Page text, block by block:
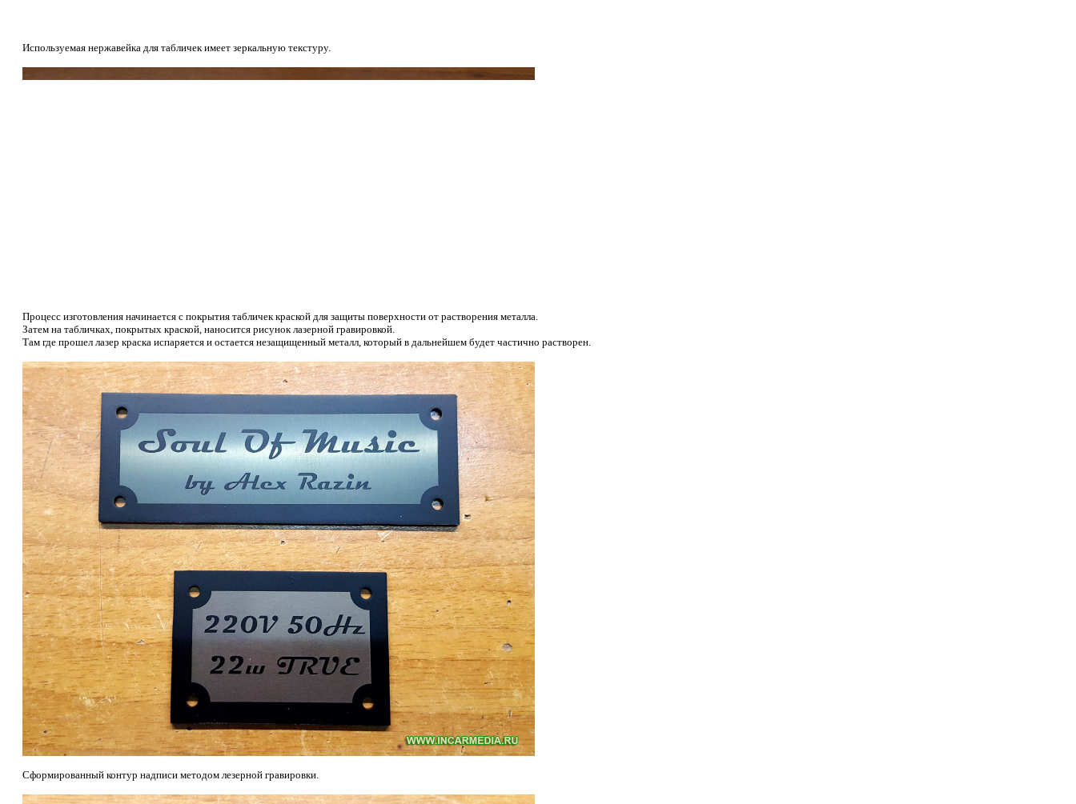
Используемая нержавейка для табличек имеет зеркальную текстуру.
Процесс изготовления начинается с покрытия табличек краской для защиты поверхности от растворения металла.
Затем на табличках, покрытых краской, наносится рисунок лазерной гравировкой.
Там где прошел лазер краска испаряется и остается незащищенный металл, который в дальнейшем будет частично растворен.
Сформированный контур надписи методом лезерной гравировки.